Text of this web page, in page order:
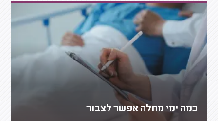
כמה ימי מחלה אפשר לצבור